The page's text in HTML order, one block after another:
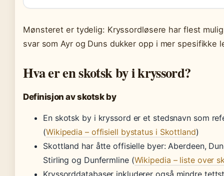
Mønsteret er tydelig: Kryssordløsere har flest
svar som Ayr og Duns dukker opp i mer spesifikke
Hva er en skotsk by i kryssord?
Definisjon av skotsk by
En skotsk by i kryssord er et stedsnavn som
(Wikipedia – offisiell bystatus i Skottland)
Skottland har åtte offisielle byer: Aberdeen,
Stirling og Dunfermline (Wikipedia – liste over
Kryssorddatabaser inkluderer også mindre